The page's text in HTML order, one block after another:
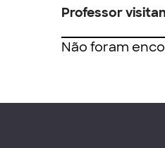
Professor
Não foram